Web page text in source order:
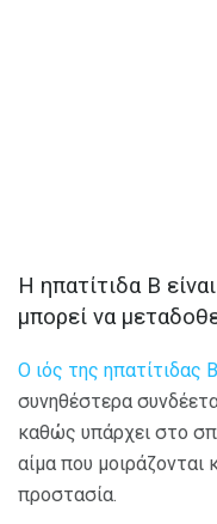
Η ηπατίτιδα Β
μπορεί να
Ο ιός της ηπατίτιδας Β
συνηθέστερα
καθώς υπάρχει στο
αίμα που μοιράζονται
προστασία.